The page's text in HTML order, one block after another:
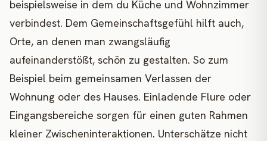
beispielsweise in dem du Küche und Wohnzimmer
verbindest. Dem Gemeinschaftsgefühl hilft auch,
Orte, an denen man zwangsläufig
aufeinanderstößt, schön zu gestalten. So zum
Beispiel beim gemeinsamen Verlassen der
Wohnung oder des Hauses. Einladende Flure oder
Eingangsbereiche sorgen für einen guten Rahmen
kleiner Zwischeninteraktionen. Unterschätze nicht